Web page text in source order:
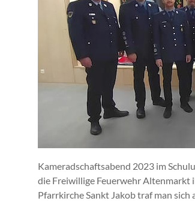
Kameradschaftsabend 2023 im
die Freiwillige Feuerwehr Altenmarkt
Pfarrkirche Sankt Jakob traf man